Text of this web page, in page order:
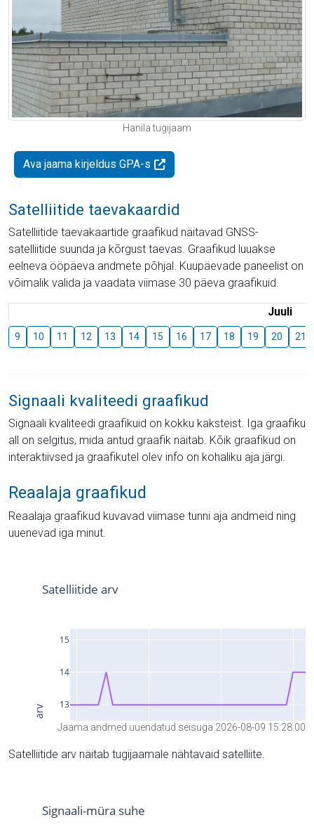
Hanila tugijaam
Ava jaama kirjeldus GPA-s
Satelliitide taevakaardid
Satelliitide taevakaartide graafikud näitavad GNSS-
satelliitide suunda ja kõrgust taevas. Graafikud luuakse
eelneva ööpäeva andmete põhjal. Kuupäevade paneelist on
võimalik valida ja vaadata viimase 30 päeva graafikuid.
Juuli
9 10 11 12 13 14 15 16 17 18 19 20 21
Signaali kvaliteedi graafikud
Signaali kvaliteedi graafikuid on kokku kaksteist. Iga graafiku
all on selgitus, mida antud graafik näitab. Kõik graafikud on
interaktiivsed ja graafikutel olev info on kohaliku aja järgi.
Reaalaja graafikud
Reaalaja graafikud kuvavad viimase tunni aja andmeid ning
uuenevad iga minut.
Jaama andmed uuendatud seisuga 2026-08-09 15:28:00
Satelliitide arv näitab tugijaamale nähtavaid satelliite.